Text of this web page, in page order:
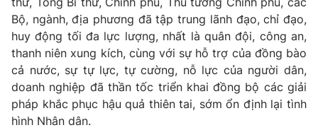
VTV9 VTV8
Liên hệ tòa soạn English
Bộ, ngành, địa phương đã tập trung lãnh đạo, chỉ đạo,
huy động tối đa lực lượng, nhất là quân đội, công an,
thanh niên xung kích, cùng với sự hỗ trợ của đồng bào
cả nước, sự tự lực, tự cường, nỗ lực của người dân,
doanh nghiệp đã thần tốc triển khai đồng bộ các giải
pháp khắc phục hậu quả thiên tai, sớm ổn định lại tình
hình Nhân dân.